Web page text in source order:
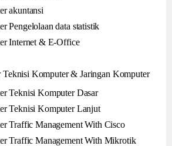
akuntansi
Pengelolaan data statistik
Internet & E-Office
Teknisi Komputer & Jaringan Komputer
Teknisi Komputer Dasar
Teknisi Komputer Lanjut
Traffic Management With Cisco
Traffic Management With Mikrotik